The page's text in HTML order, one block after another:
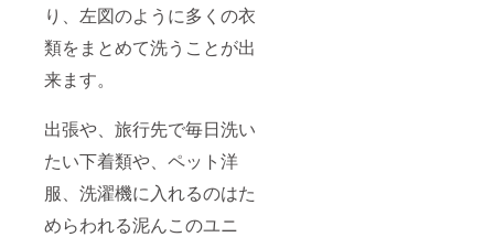
り、左図のように多くの衣
類をまとめて洗うことが出
来ます。
出張や、旅行先で毎日洗い
たい下着類や、ペット洋
服、洗濯機に入れるのはた
めらわれる泥んこのユニ